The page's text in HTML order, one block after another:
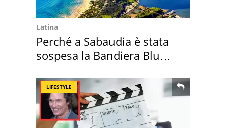
Latina
Perché a Sabaudia è stata
sospesa la Bandiera Blu
LIFESTYLE